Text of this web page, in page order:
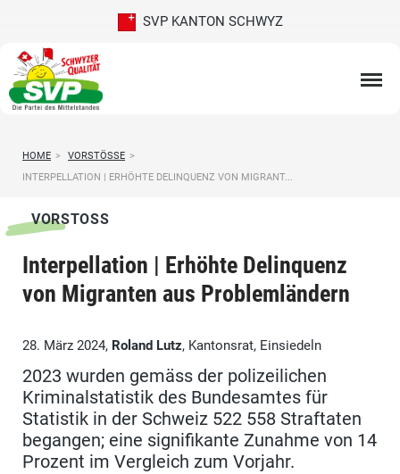
SVP KANTON SCHWYZ
HOME > VORSTÖSSE >
INTERPELLATION | ERHÖHTE DELINQUENZ VON MIGRANT...
VORSTOSS
Interpellation | Erhöhte Delinquenz
von Migranten aus Problemländern
28. März 2024, Roland Lutz, Kantonsrat, Einsiedeln
2023 wurden gemäss der polizeilichen
Kriminalstatistik des Bundesamtes für
Statistik in der Schweiz 522 558 Straftaten
begangen; eine signifikante Zunahme von 14
Prozent im Vergleich zum Vorjahr.